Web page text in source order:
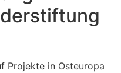
Projekte in Osteuropa